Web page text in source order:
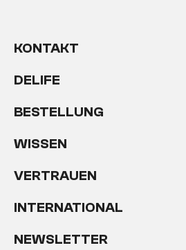
KONTAKT
DELIFE
BESTELLUNG
WISSEN
VERTRAUEN
INTERNATIONAL
NEWSLETTER